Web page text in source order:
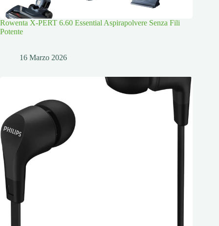
Rowenta X-PERT 6.60 Essential Aspirapolvere Senza Fili
Potente
16 Marzo 2026